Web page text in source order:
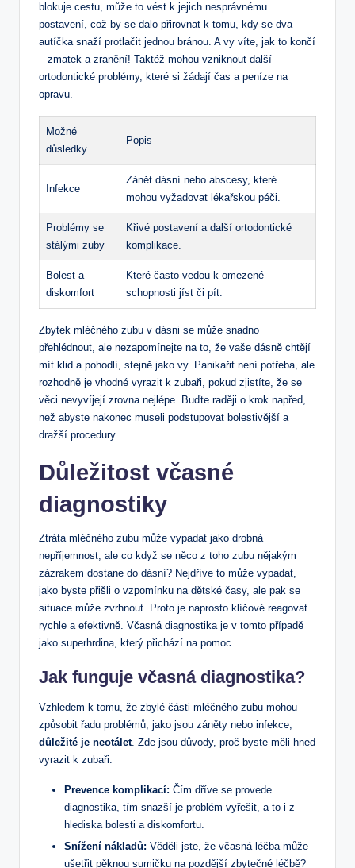
blokuje cestu, může to vést k jejich nesprávnému
postavení, což by se dalo přirovnat k tomu, kdy se dva
autíčka snaží protlačit jednou bránou. A vy víte, jak to končí
– zmatek a zranění! Taktéž mohou vzniknout další
ortodontické problémy, které si žádají čas a peníze na
opravu.
Možné
důsledky
Popis
Infekce
Zánět dásní nebo abscesy, které
mohou vyžadovat lékařskou péči.
Problémy se
stálými zuby
Křivé postavení a další ortodontické
komplikace.
Bolest a
diskomfort
Které často vedou k omezené
schopnosti jíst či pít.
Zbytek mléčného zubu v dásni se může snadno
přehlédnout, ale nezapomínejte na to, že vaše dásně chtějí
mít klid a pohodlí, stejně jako vy. Panikařit není potřeba, ale
rozhodně je vhodné vyrazit k zubaři, pokud zjistíte, že se
věci nevyvíjejí zrovna nejlépe. Buďte raději o krok napřed,
než abyste nakonec museli podstupovat bolestivější a
dražší procedury.
Důležitost včasné
diagnostiky
Ztráta mléčného zubu může vypadat jako drobná
nepříjemnost, ale co když se něco z toho zubu nějakým
zázrakem dostane do dásní? Nejdříve to může vypadat,
jako byste přišli o vzpomínku na dětské časy, ale pak se
situace může zvrhnout. Proto je naprosto klíčové reagovat
rychle a efektivně. Včasná diagnostika je v tomto případě
jako superhrdina, který přichází na pomoc.
Jak funguje včasná diagnostika?
Vzhledem k tomu, že zbylé části mléčného zubu mohou
způsobit řadu problémů, jako jsou záněty nebo infekce,
důležité je neotálet. Zde jsou důvody, proč byste měli hned
vyrazit k zubaři:
Prevence komplikací: Čím dříve se provede
diagnostika, tím snazší je problém vyřešit, a to i z
hlediska bolesti a diskomfortu.
Snížení nákladů: Věděli jste, že včasná léčba může
ušetřit pěknou sumičku na pozdější zbytečné léčbě?